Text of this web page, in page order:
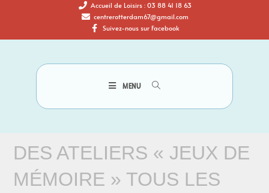
Accueil de Loisirs : 03 88 41 18 63
centrerotterdam67@gmail.com
Suivez-nous sur Facebook
MENU
DES ATELIERS « JEUX DE
MÉMOIRE » TOUS LES